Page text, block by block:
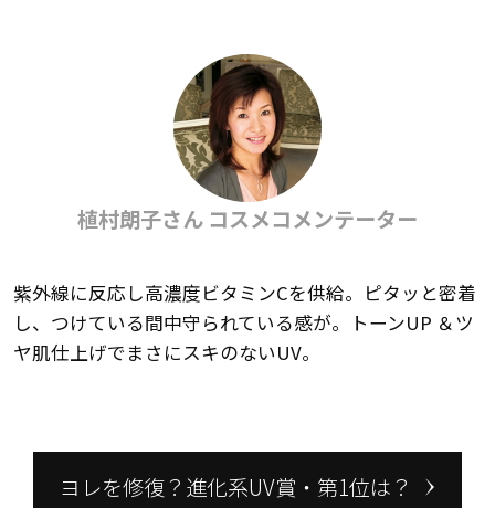
植村朗子さん コスメコメンテーター
紫外線に反応し高濃度ビタミンCを供給。ピタッと密着
し、つけている間中守られている感が。トーンUP ＆ツ
ヤ肌仕上げでまさにスキのないUV。
ヨレを修復？進化系UV賞・第1位は？